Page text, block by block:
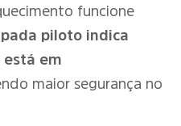
funcione
piloto indica
está em
maior segurança no